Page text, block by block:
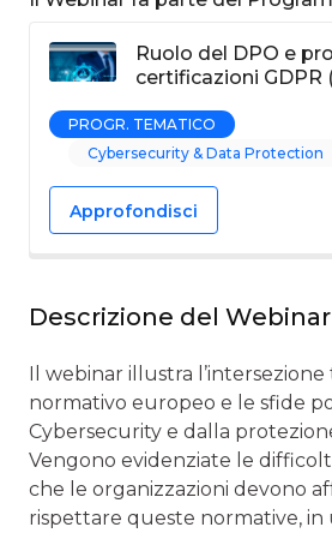
Ruolo del DPO e
certificazioni GDPR
PROGR. TEMATICO
Cybersecurity & Data Protection
Approfondisci
Descrizione del Webinar
Il webinar illustra
normativo europeo e le sfide
Cybersecurity e dalla
Vengono evidenziate le
che le organizzazioni devono
rispettare queste normative, in